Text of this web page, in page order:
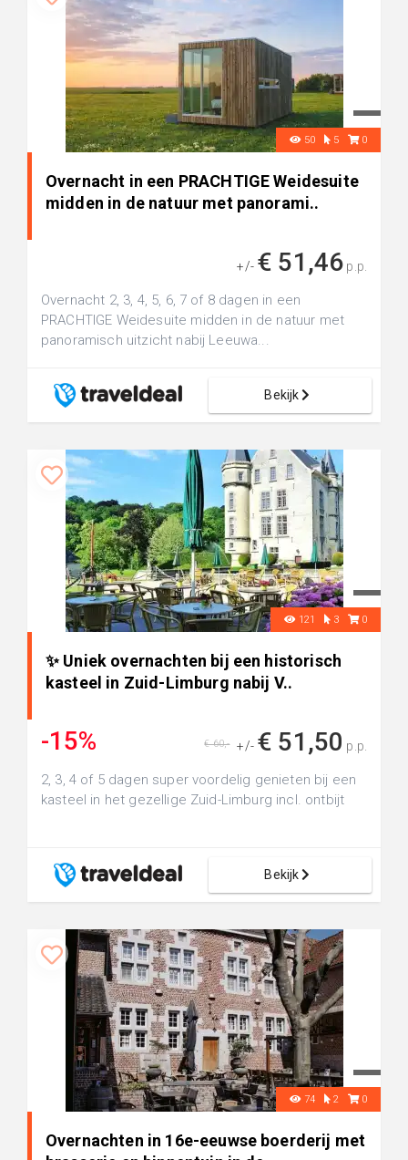
50 5 0
Overnacht in een PRACHTIGE Weidesuite
midden in de natuur met panorami..
+/- € 51,46 p.p.
Overnacht 2, 3, 4, 5, 6, 7 of 8 dagen in een
PRACHTIGE Weidesuite midden in de natuur met
panoramisch uitzicht nabij Leeuwa...
Bekijk
121 3 0
✨ Uniek overnachten bij een historisch
kasteel in Zuid-Limburg nabij V..
-15% +/- € 51,50 p.p.
€ 60,-
2, 3, 4 of 5 dagen super voordelig genieten bij een
kasteel in het gezellige Zuid-Limburg incl. ontbijt
Bekijk
74 2 0
Overnachten in 16e-eeuwse boerderij met